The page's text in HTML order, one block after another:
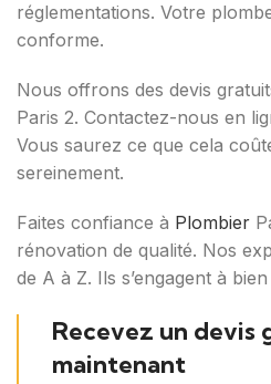
réglementations. Votre
conforme.
Nous offrons des devis
Paris 2. Contactez-nous en
Vous saurez ce que cela
sereinement.
Faites confiance à Plombier
rénovation de qualité. Nos
de A à Z. Ils s’engagent à
Recevez un devis
maintenant